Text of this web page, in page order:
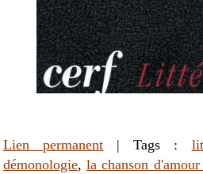
Lien permanent | Tags :
démonologie,la chanson